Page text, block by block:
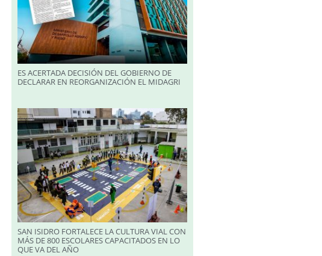
ES ACERTADA DECISIÓN DEL GOBIERNO DE
DECLARAR EN REORGANIZACIÓN EL MIDAGRI
SAN ISIDRO FORTALECE LA CULTURA VIAL CON
MÁS DE 800 ESCOLARES CAPACITADOS EN LO
QUE VA DEL AÑO